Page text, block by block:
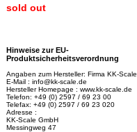
sold out
Hinweise zur EU-
Produktsicherheitsverordnung
Angaben zum Hersteller: Firma KK-Scale
E-Mail : info@kk-scale.de
Hersteller Homepage : www.kk-scale.de
Telefon: +49 (0) 2597 / 69 23 00
Telefax: +49 (0) 2597 / 69 23 020
Adresse :
KK-Scale GmbH
Messingweg 47